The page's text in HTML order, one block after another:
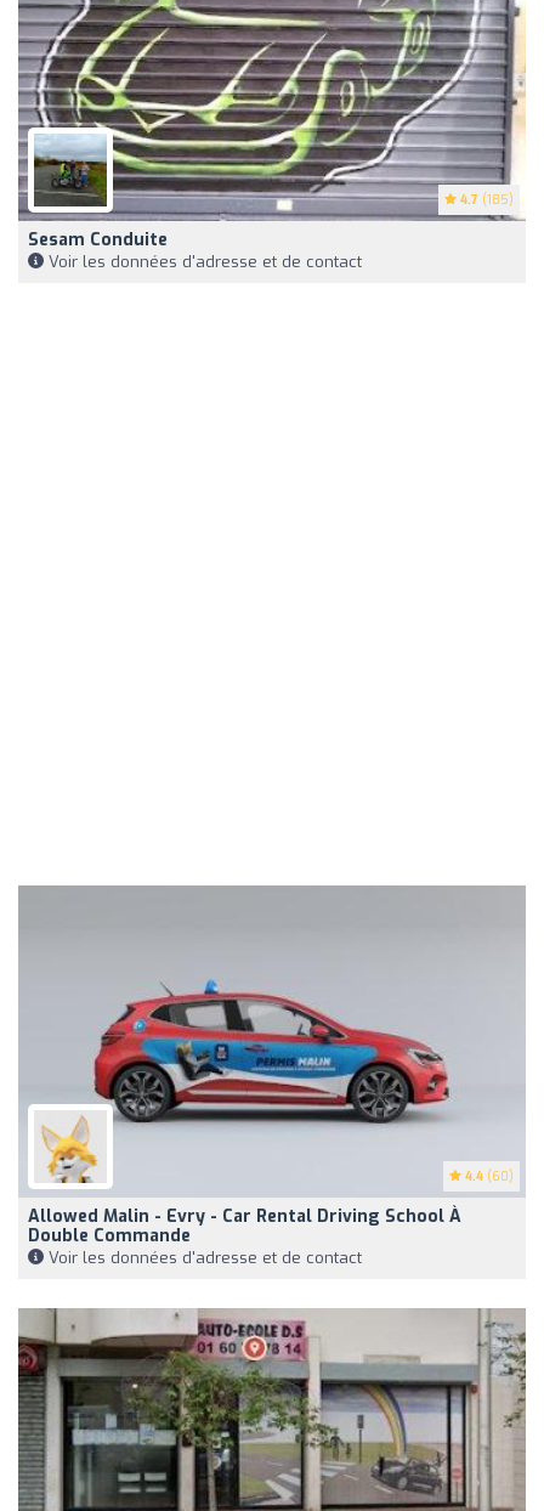
4.7 (185)
Sesam Conduite
Voir les données d'adresse et de contact
4.4 (60)
Allowed Malin - Evry - Car Rental Driving School À
Double Commande
Voir les données d'adresse et de contact